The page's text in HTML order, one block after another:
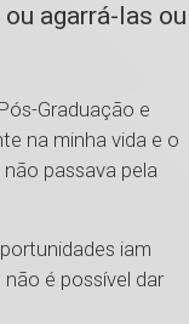
agarrá-las ou
Graduação e
na minha vida e o
passava pela
iam
é possível dar